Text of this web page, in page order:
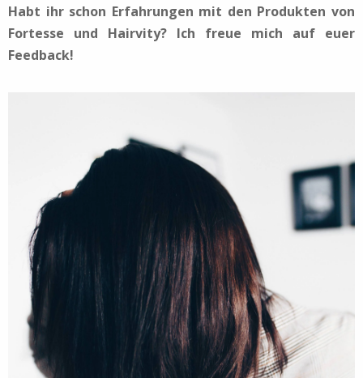
Habt ihr schon Erfahrungen mit den Produkten von
Fortesse und Hairvity? Ich freue mich auf euer
Feedback!